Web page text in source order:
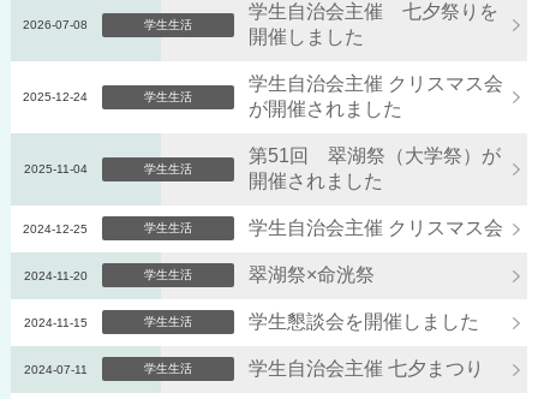
2026-07-08 学生生活
学生自治会主催 七夕祭りを
開催しました
2025-12-24 学生生活
学生自治会主催 クリスマス会
が開催されました
2025-11-04 学生生活
第51回 翠湖祭（大学祭）が
開催されました
2024-12-25 学生生活 学生自治会主催 クリスマス会
2024-11-20 学生生活 翠湖祭×命洸祭
2024-11-15 学生生活 学生懇談会を開催しました
2024-07-11 学生生活 学生自治会主催 七夕まつり